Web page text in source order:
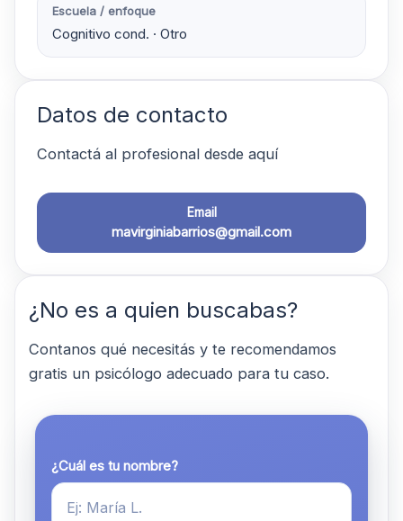
Escuela / enfoque
Cognitivo cond. · Otro
Datos de contacto
Contactá al profesional desde aquí
Email
mavirginiabarrios@gmail.com
¿No es a quien buscabas?
Contanos qué necesitás y te recomendamos
gratis un psicólogo adecuado para tu caso.
¿Cuál es tu nombre?